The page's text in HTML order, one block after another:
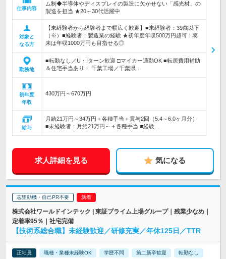
仕事内容
ム制◆半導体やディスプレイの製造に欠かせない「感光材」の
製造を担当 ★20～30代活躍中
対象と
なる方
【未経験者から経験者まで幅広く歓迎】■未経験者：39歳以下
（※）■経験者：製造業の経験 ★初年度年収500万円超可！将
来は年収1000万円も目指せる◎
勤務地
■転勤なし／U・Iターン歓迎 □マイカー通勤OK ■転居費用補助
＆住宅手当あり！ 千葉工場／千葉県…
初年度
年収
430万円～670万円
給与
月給21万円～34万円＋各種手当＋賞与2回（5.4～6.0ヶ月分）
■未経験者：月給21万円～＋各種手当 ■経験…
求人詳細を見る 気になる
志望動機・自己PR不要
株式会社ワールドインテック | 東証プライム上場グループ｜残業少なめ｜
定着率95％｜社宅完備
【技術系総合職】未経験歓迎／研修充実／年休125日／TTR
正社員 職種・業種未経験OK 学歴不問 第二新卒歓迎 転勤なし